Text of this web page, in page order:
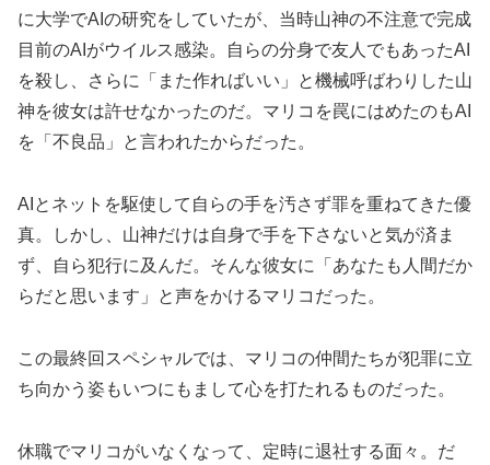
に大学でAIの研究をしていたが、当時山神の不注意で完成
目前のAIがウイルス感染。自らの分身で友人でもあったAI
を殺し、さらに「また作ればいい」と機械呼ばわりした山
神を彼女は許せなかったのだ。マリコを罠にはめたのもAI
を「不良品」と言われたからだった。
AIとネットを駆使して自らの手を汚さず罪を重ねてきた優
真。しかし、山神だけは自身で手を下さないと気が済ま
ず、自ら犯行に及んだ。そんな彼女に「あなたも人間だか
らだと思います」と声をかけるマリコだった。
この最終回スペシャルでは、マリコの仲間たちが犯罪に立
ち向かう姿もいつにもまして心を打たれるものだった。
休職でマリコがいなくなって、定時に退社する面々。だ